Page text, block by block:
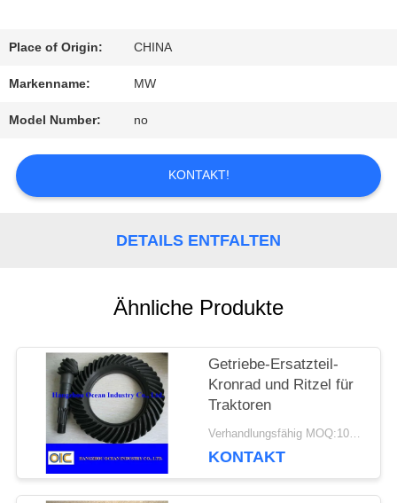
QUALITÄTSKONTROLLE
MIT
VERBINDUNG
FORDERN
ZITAT
Place of Origin: CHINA
Markenname: MW
Model Number: no
KONTAKT!
DETAILS ENTFALTEN
Ähnliche Produkte
Getriebe-Ersatzteil-
Kronrad und Ritzel für
Traktoren
Verhandlungsfähig MOQ:100 Stück
KONTAKT